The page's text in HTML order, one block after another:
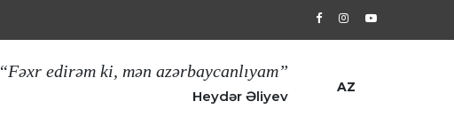
29.04.2022, 16:00 Artıq sülh
“Fəxr edirəm ki, mən azərbaycanlıyam”
Heydər Əliyev
AZ